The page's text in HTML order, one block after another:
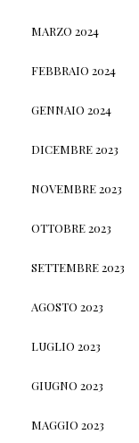
MARZO 2024
FEBBRAIO 2024
GENNAIO 2024
DICEMBRE 2023
NOVEMBRE 2023
OTTOBRE 2023
SETTEMBRE 2023
AGOSTO 2023
LUGLIO 2023
GIUGNO 2023
MAGGIO 2023